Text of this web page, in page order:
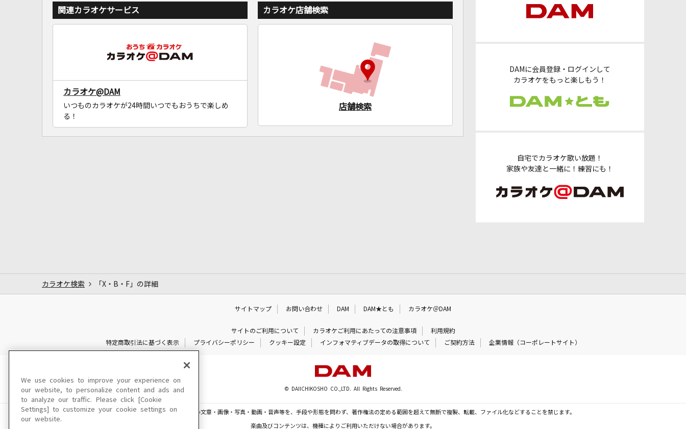
DAMに会員登録・ログインして
カラオケをもっと楽しもう！
自宅でカラオケ歌い放題！
家族や友達と一緒に！練習にも！
関連カラオケサービス
カラオケ@DAM
いつものカラオケが24時間いつでもおうちで楽しめ
る！
カラオケ店舗検索
店舗検索
カラオケ検索 「X・B・F」の詳細
サイトマップ お問い合わせ DAM DAM★とも カラオケ＠DAM
サイトのご利用について カラオケご利用にあたっての注意事項
利用規約
特定商取引法に基づく表示
プライバシーポリシー クッキー設定 インフォマティブデータの取得について ご契約方法 企業情報（コーポレートサイト）
© DAIICHIKOSHO CO.,LTD. All Rights Reserved.
このサイトに掲載されている一切の文章・画像・写真・動画・音声等を、手段や形態を問わず、著作権法の定める範囲を超えて無断で複製、転載、ファイル化などすることを禁じます。
楽曲及びコンテンツは、機種によりご利用いただけない場合があります。
We use cookies to improve your experience on
our website, to personalize content and ads and
to analyze our traffic. Please click [Cookie
Settings] to customize your cookie settings on
our website.